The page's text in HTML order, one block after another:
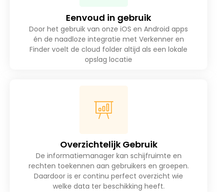
Eenvoud in gebruik
Door het gebruik van onze iOS en Android apps
én de naadloze integratie met Verkenner en
Finder voelt de cloud folder altijd als een lokale
opslag locatie
Overzichtelijk Gebruik
De informatiemanager kan schijfruimte en
rechten toekennen aan gebruikers en groepen.
Daardoor is er continu perfect overzicht wie
welke data ter beschikking heeft.